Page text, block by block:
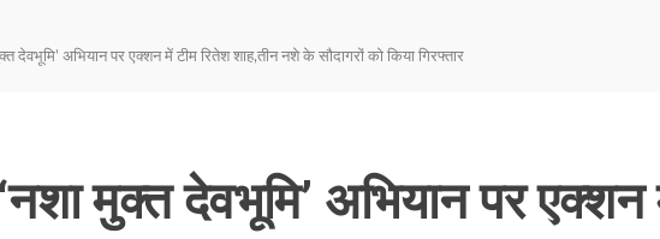
देवभूमि’ अभियान पर एक्शन में टीम रितेश शाह,तीन नशे के सौदागरों को किया गिरफ्तार
मुक्त देवभूमि’ अभियान पर एक्शन